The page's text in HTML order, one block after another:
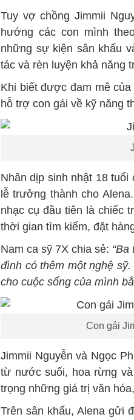
Tuy vợ chồng Jimmii
hướng các con mình
những sự kiện sân khấu
tác và rèn luyện khả năng
Khi biết được đam mê
hỗ trợ con gái về kỹ năng
Nhân dịp sinh nhật 18
lễ trưởng thành cho
nhạc cụ đầu tiên là chiếc
thời gian tìm kiếm, đặt
Nam ca sỹ 7X chia sẻ:
đình có thêm một nghệ
cho cuộc sống của mình
Con gái
Jimmii Nguyễn và Ngọc
từ nước suối, hoa rừng
trọng những giá trị văn
Trên sân khấu, Alena gửi